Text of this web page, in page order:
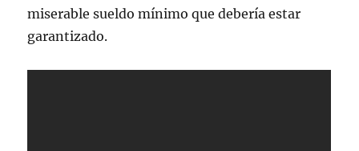
miserable sueldo mínimo que debería estar
garantizado.